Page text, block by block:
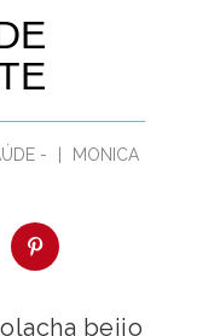
-
MONICA
beijo